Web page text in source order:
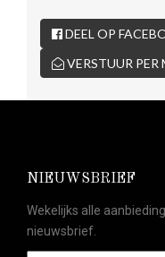
DEEL OP
VERSTUUR PER
NIEUWSBRIEF
Wekelijks alle
nieuwsbrief.